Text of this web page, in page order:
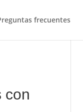
frecuentes
con